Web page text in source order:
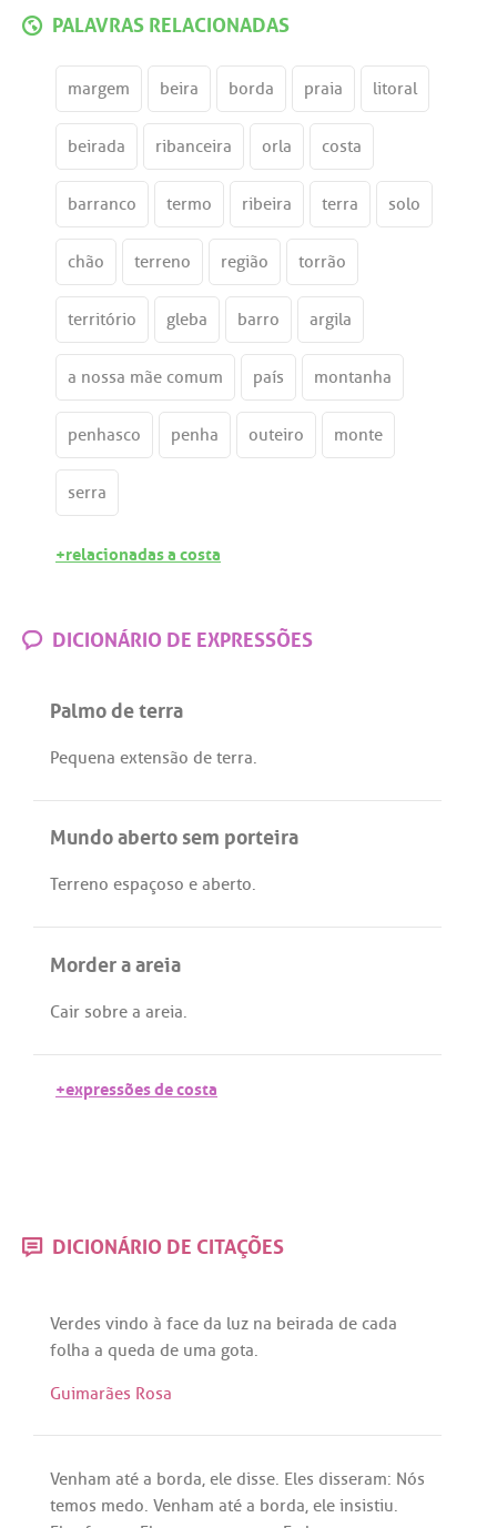
PALAVRAS RELACIONADAS
margem beira borda praia litoral
beirada ribanceira orla costa
barranco termo ribeira terra solo
chão terreno região torrão
território gleba barro argila
a nossa mãe comum país montanha
penhasco penha outeiro monte
serra
+relacionadas a costa
DICIONÁRIO DE EXPRESSÕES
Palmo de terra
Pequena extensão de terra.
Mundo aberto sem porteira
Terreno espaçoso e aberto.
Morder a areia
Cair sobre a areia.
+expressões de costa
DICIONÁRIO DE CITAÇÕES
Verdes vindo à face da luz na beirada de cada
folha a queda de uma gota.
Guimarães Rosa
Venham até a borda, ele disse. Eles disseram: Nós
temos medo. Venham até a borda, ele insistiu.